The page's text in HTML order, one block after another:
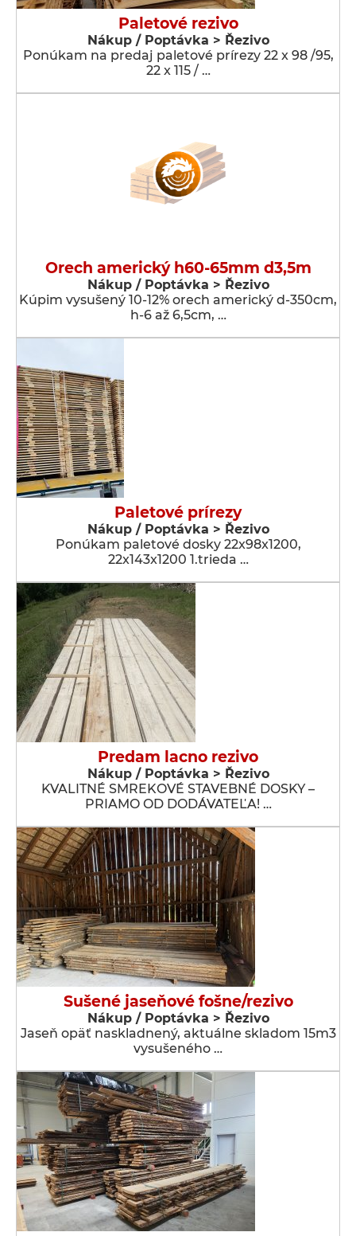
Paletové rezivo
Nákup / Poptávka > Řezivo
Ponúkam na predaj paletové prírezy 22 x 98 /95,
22 x 115 / …
Orech americký h60-65mm d3,5m
Nákup / Poptávka > Řezivo
Kúpim vysušený 10-12% orech americký d-350cm,
h-6 až 6,5cm, …
Paletové prírezy
Nákup / Poptávka > Řezivo
Ponúkam paletové dosky 22x98x1200,
22x143x1200 1.trieda …
Predam lacno rezivo
Nákup / Poptávka > Řezivo
KVALITNÉ SMREKOVÉ STAVEBNÉ DOSKY –
PRIAMO OD DODÁVATEĽA! …
Sušené jaseňové fošne/rezivo
Nákup / Poptávka > Řezivo
Jaseň opäť naskladnený, aktuálne skladom 15m3
vysušeného …